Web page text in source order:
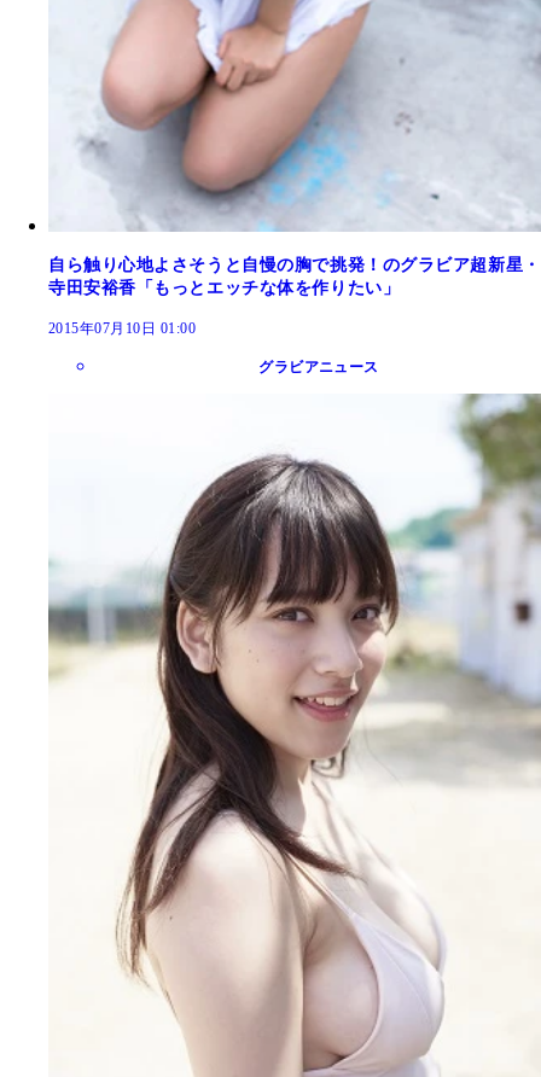
自ら触り心地よさそうと自慢の胸で挑発！のグラビア超新星・
寺田安裕香「もっとエッチな体を作りたい」
2015年07月10日 01:00
グラビアニュース